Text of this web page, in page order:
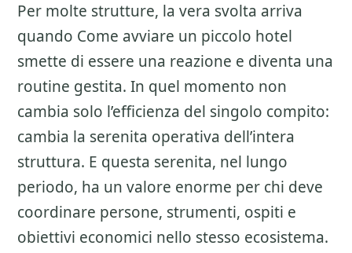
Per molte strutture, la vera svolta arriva
quando Come avviare un piccolo hotel
smette di essere una reazione e diventa una
routine gestita. In quel momento non
cambia solo l’efficienza del singolo compito:
cambia la serenita operativa dell’intera
struttura. E questa serenita, nel lungo
periodo, ha un valore enorme per chi deve
coordinare persone, strumenti, ospiti e
obiettivi economici nello stesso ecosistema.